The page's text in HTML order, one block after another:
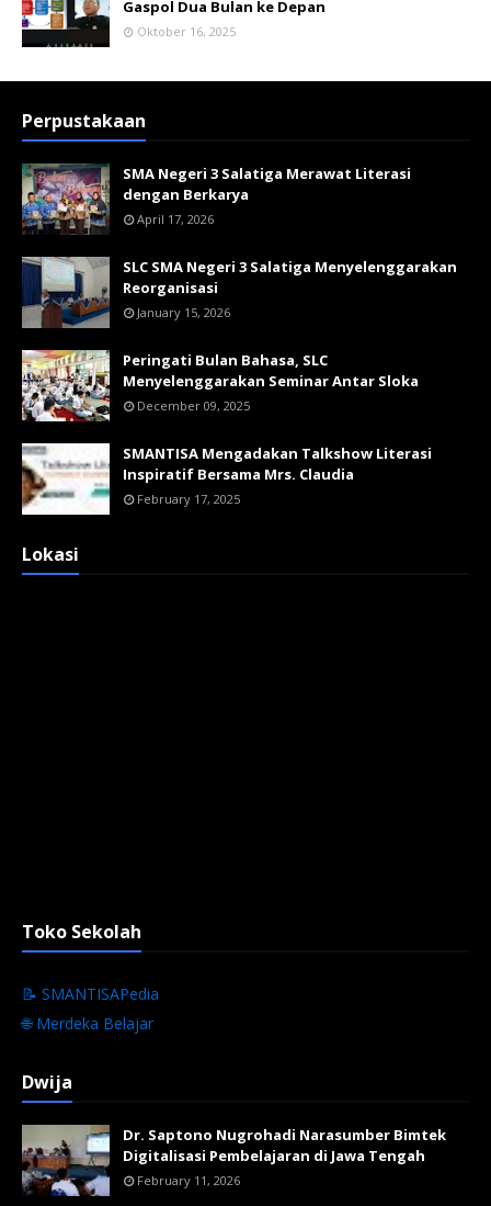
Gaspol Dua Bulan ke Depan
Oktober 16, 2025
Perpustakaan
SMA Negeri 3 Salatiga Merawat Literasi
dengan Berkarya
April 17, 2026
SLC SMA Negeri 3 Salatiga Menyelenggarakan
Reorganisasi
January 15, 2026
Peringati Bulan Bahasa, SLC
Menyelenggarakan Seminar Antar Sloka
December 09, 2025
SMANTISA Mengadakan Talkshow Literasi
Inspiratif Bersama Mrs. Claudia
February 17, 2025
Lokasi
Toko Sekolah
📝 SMANTISAPedia
🌐 Merdeka Belajar
Dwija
Dr. Saptono Nugrohadi Narasumber Bimtek
Digitalisasi Pembelajaran di Jawa Tengah
February 11, 2026